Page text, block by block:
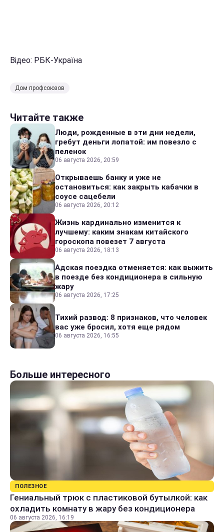
Відео: РБК-Україна
Дом профсоюзов
Читайте также
Люди, рожденные в эти дни недели,
гребут деньги лопатой: им повезло с
пеленок
06 августа 2026, 20:59
Открываешь банку и уже не
остановиться: как закрыть кабачки в
соусе сацебели
06 августа 2026, 20:12
Жизнь кардинально изменится к
лучшему: каким знакам китайского
гороскопа повезет 7 августа
06 августа 2026, 18:13
Адская поездка отменяется: как выжить
в поезде без кондиционера в сильную
жару
06 августа 2026, 17:25
Тихий развод: 8 признаков, что человек
вас уже бросил, хотя еще рядом
06 августа 2026, 16:55
Больше интересного
ПОЛЕЗНОЕ
Гениальный трюк с пластиковой бутылкой: как
охладить комнату в жару без кондиционера
06 августа 2026, 16:19